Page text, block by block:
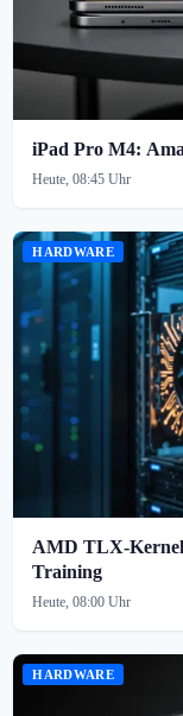
iPad Pro M4:
Heute, 08:45 Uhr
HARDWARE
AMD TLX-
Training
Heute, 08:00 Uhr
HARDWARE